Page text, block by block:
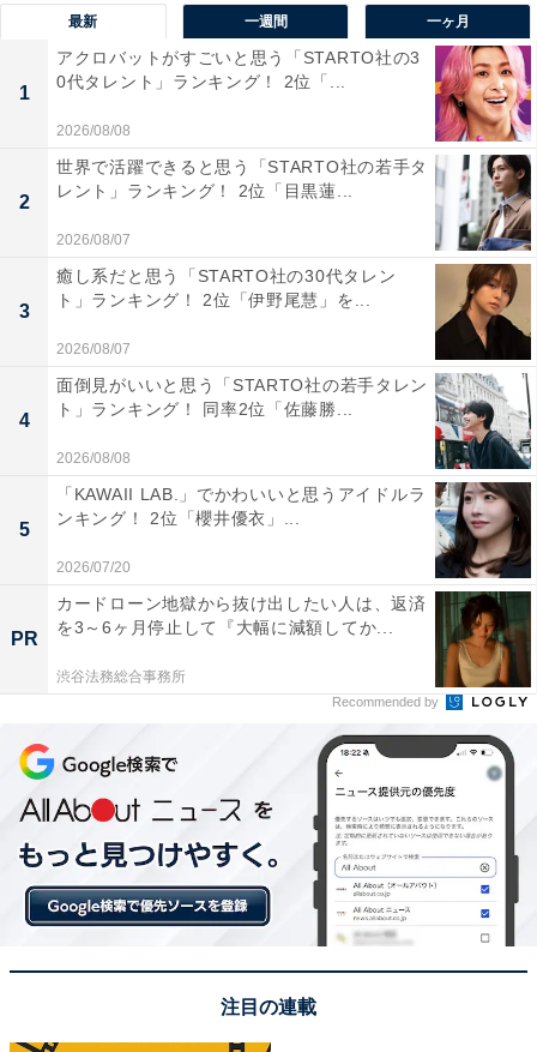
「ドラマでの役柄からメガネのイメージがある」（神奈
川県／30代男性）といった声が寄せられました。
1位：星野源
今夜の
#世界陸上ブダペストのお話、#LIGHTHOUSE、
#サマソニのステージのこと…そして、“ゾゾっ”を
マツケンサンバⅡと共にお送りする夏休み納涼企画
次回のゲストは種﨑敦美さん、安元洋貴さん！
雅マモル君の箱番組もありますよ?
https://t.co/zTjITAzhcT
pic.twitter.com/Gjiy67qzm6
— 星野源 Gen Hoshino (@gen_senden)
August 22, 2023
最新 一週間 一ヶ月
1
アクロバットがすごいと思う「STARTO社の3
0代タレント」ランキング！ 2位「...
2026/08/08
2
世界で活躍できると思う「STARTO社の若手タ
レント」ランキング！ 2位「目黒蓮...
2026/08/07
3
癒し系だと思う「STARTO社の30代タレン
ト」ランキング！ 2位「伊野尾慧」を...
2026/08/07
4
面倒見がいいと思う「STARTO社の若手タレン
ト」ランキング！ 同率2位「佐藤勝...
2026/08/08
5
「KAWAII LAB.」でかわいいと思うアイドルラ
ンキング！ 2位「櫻井優衣」...
2026/07/20
PR
カードローン地獄から抜け出したい人は、返済
を3～6ヶ月停止して『大幅に減額してか...
渋谷法務総合事務所
Recommended by
注目の連載